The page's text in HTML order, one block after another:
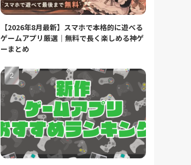
【2026年8月最新】スマホで本格的に遊べる
ゲームアプリ厳選｜無料で長く楽しめる神ゲ
ーまとめ